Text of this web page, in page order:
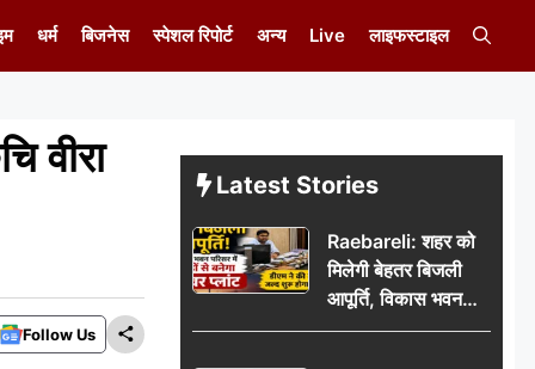
धर्म बिजनेस स्पेशल रिपोर्ट अन्य Live लाइफस्टाइल
वीरा
Follow Us
Latest Stories
Raebareli: शहर को
मिलेगी बेहतर बिजली
आपूर्ति, विकास भवन
परिसर में करोड़ों से